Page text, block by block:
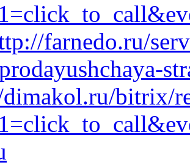
farnedo.ru/
bitrix/